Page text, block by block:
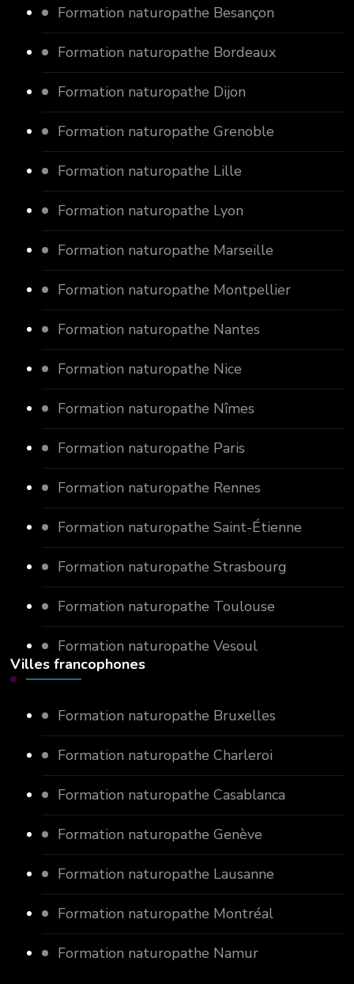
Formation naturopathe Besançon
Formation naturopathe Bordeaux
Formation naturopathe Dijon
Formation naturopathe Grenoble
Formation naturopathe Lille
Formation naturopathe Lyon
Formation naturopathe Marseille
Formation naturopathe Montpellier
Formation naturopathe Nantes
Formation naturopathe Nice
Formation naturopathe Nîmes
Formation naturopathe Paris
Formation naturopathe Rennes
Formation naturopathe Saint-Étienne
Formation naturopathe Strasbourg
Formation naturopathe Toulouse
Formation naturopathe Vesoul
Villes francophones
Formation naturopathe Bruxelles
Formation naturopathe Charleroi
Formation naturopathe Casablanca
Formation naturopathe Genève
Formation naturopathe Lausanne
Formation naturopathe Montréal
Formation naturopathe Namur